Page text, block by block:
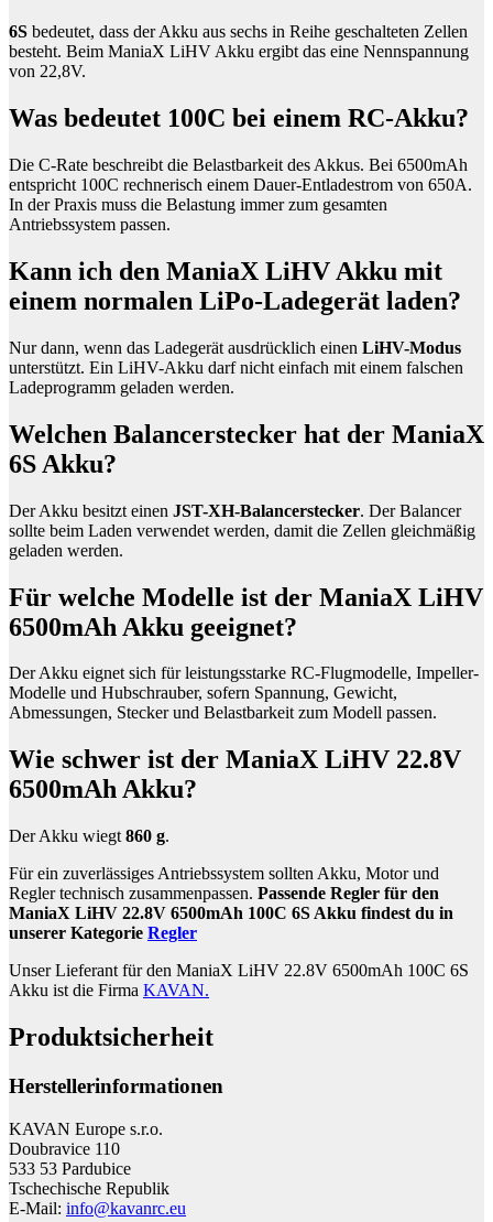
6S bedeutet, dass der Akku aus sechs in Reihe geschalteten Zellen
besteht. Beim ManiaX LiHV Akku ergibt das eine Nennspannung
von 22,8V.
Was bedeutet 100C bei einem RC-Akku?
Die C-Rate beschreibt die Belastbarkeit des Akkus. Bei 6500mAh
entspricht 100C rechnerisch einem Dauer-Entladestrom von 650A.
In der Praxis muss die Belastung immer zum gesamten
Antriebssystem passen.
Kann ich den ManiaX LiHV Akku mit
einem normalen LiPo-Ladegerät laden?
Nur dann, wenn das Ladegerät ausdrücklich einen LiHV-Modus
unterstützt. Ein LiHV-Akku darf nicht einfach mit einem falschen
Ladeprogramm geladen werden.
Welchen Balancerstecker hat der ManiaX
6S Akku?
Der Akku besitzt einen JST-XH-Balancerstecker. Der Balancer
sollte beim Laden verwendet werden, damit die Zellen gleichmäßig
geladen werden.
Für welche Modelle ist der ManiaX LiHV
6500mAh Akku geeignet?
Der Akku eignet sich für leistungsstarke RC-Flugmodelle, Impeller-
Modelle und Hubschrauber, sofern Spannung, Gewicht,
Abmessungen, Stecker und Belastbarkeit zum Modell passen.
Wie schwer ist der ManiaX LiHV 22.8V
6500mAh Akku?
Der Akku wiegt 860 g.
Für ein zuverlässiges Antriebssystem sollten Akku, Motor und
Regler technisch zusammenpassen. Passende Regler für den
ManiaX LiHV 22.8V 6500mAh 100C 6S Akku findest du in
unserer Kategorie Regler
Unser Lieferant für den ManiaX LiHV 22.8V 6500mAh 100C 6S
Akku ist die Firma KAVAN.
Produktsicherheit
Herstellerinformationen
KAVAN Europe s.r.o.
Doubravice 110
533 53 Pardubice
Tschechische Republik
E-Mail: info@kavanrc.eu